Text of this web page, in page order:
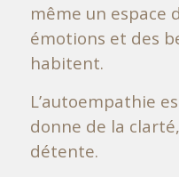
même un espace
émotions et des
habitent.
L’autoempathie
donne de la
détente.